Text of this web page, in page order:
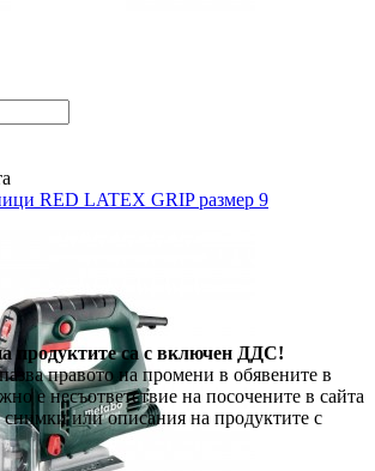
RED LATEX GRIP размер 9
продуктите са с включен ДДС!
правото на промени в обявените в
е несъответствие на посочените в сайта
или описания на продуктите с